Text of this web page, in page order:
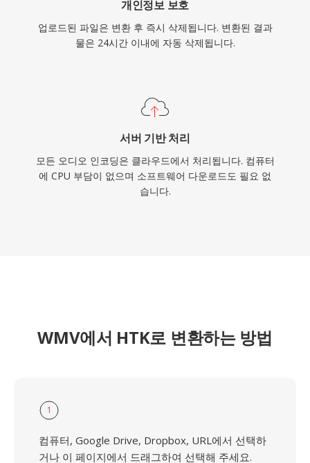
개인정보 보호
업로드된 파일은 변환 후 즉시 삭제됩니다. 변환된 결과
물은 24시간 이내에 자동 삭제됩니다.
서버 기반 처리
모든 오디오 인코딩은 클라우드에서 처리됩니다. 컴퓨터
에 CPU 부담이 없으며 소프트웨어 다운로드도 필요 없
습니다.
WMV에서 HTK로 변환하는 방법
1
컴퓨터, Google Drive, Dropbox, URL에서 선택하
거나 이 페이지에서 드래그하여 선택해 주세요.